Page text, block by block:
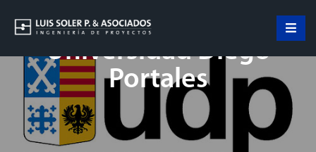
Universidad Diego
Portales